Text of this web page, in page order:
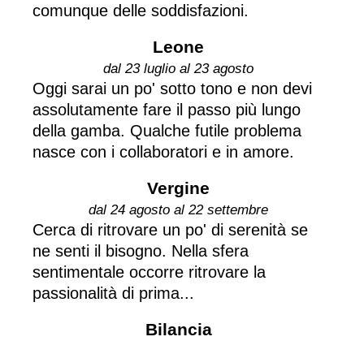
comunque delle soddisfazioni.
Leone
dal 23 luglio al 23 agosto
Oggi sarai un po' sotto tono e non devi
assolutamente fare il passo più lungo
della gamba. Qualche futile problema
nasce con i collaboratori e in amore.
Vergine
dal 24 agosto al 22 settembre
Cerca di ritrovare un po' di serenità se
ne senti il bisogno. Nella sfera
sentimentale occorre ritrovare la
passionalità di prima...
Bilancia